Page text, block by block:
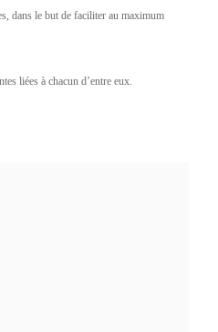
dans le but de faciliter au maximum
liées à chacun d’entre eux.